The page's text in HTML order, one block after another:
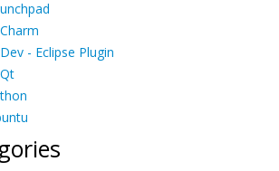
- Eclipse Plugin